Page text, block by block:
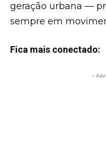
geração urbana —
sempre em
Fica mais conectado:
-